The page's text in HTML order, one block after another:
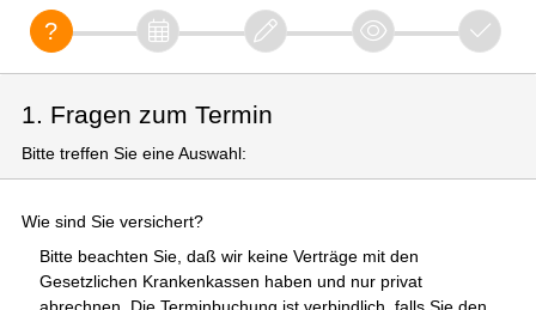
1. Fragen zum Termin
Bitte treffen Sie eine Auswahl:
Wie sind Sie versichert?
Bitte beachten Sie, daß wir keine Verträge mit den
Gesetzlichen Krankenkassen haben und nur privat
abrechnen. Die Terminbuchung ist verbindlich, falls Sie den